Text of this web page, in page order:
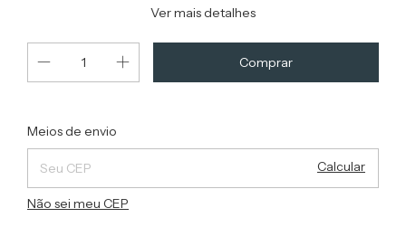
Ver mais detalhes
Entregas para o CEP:
Meios de envio
Calcular
Não sei meu CEP